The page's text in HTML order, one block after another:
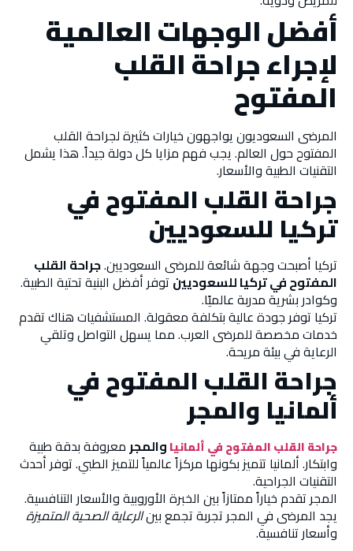
أفضل الوجهات العالمية
لإجراء جراحة القلب
المفتوح
المرضى السعوديون يواجهون خيارات كثيرة لجراحة القلب
المفتوح حول العالم. يجب فهم مزايا كل دولة جيداً. هذا يشمل
التقنيات الطبية والأسعار.
جراحة القلب المفتوح في
تركيا للسعوديين
تركيا أصبحت وجهة شائعة للمرضى السعوديين.جراحة القلب
المفتوح في تركيا للسعوديين توفر أفضل البنية تحتية الطبية.
وكوادر بشرية مدربة عالميًا.
تركيا توفر جودة عالية بتكلفة معقولة. المستشفيات هناك تقدم
خدمات مخصصة للمرضى العرب. مما يسهل التواصل وتلقي
الرعاية في بيئة مريحة.
جراحة القلب المفتوح في
ألمانيا والمجر
جراحة القلب المفتوح في ألمانياوالمجرمعروفة بدقة طبية
وابتكار. ألمانيا تتميز بكونها مركزاً عالمياً للتميز الطبي. توفر أحدث
التقنيات الجراحية.
المجر تقدم خياراً ممتازاً بين الخبرة الأوروبية والأسعار التنافسية.
يجد المرضى في المجر تجربة تجمع بينالرعاية الصحية المتميزة
وأسعار تنافسية.